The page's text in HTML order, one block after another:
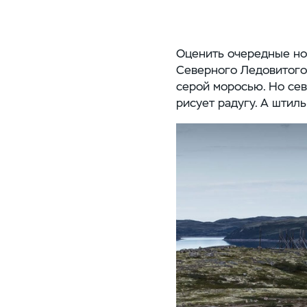
Оценить очередные
Северного
серой моросью. Но
рисует радугу. А